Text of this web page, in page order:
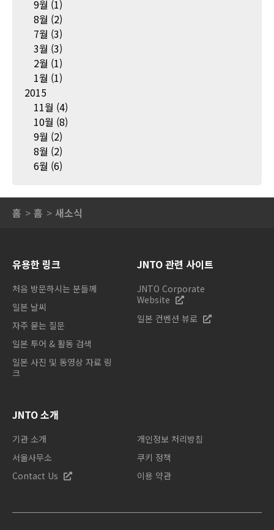
9월 (1)
8월 (2)
7월 (3)
3월 (3)
2월 (1)
1월 (1)
2015
11월 (4)
10월 (8)
9월 (2)
8월 (2)
6월 (6)
홈 홈 새소식
유용한 링크
처음 방문하시는 분들께
일본 날씨
자주 묻는 질문
일본 투어 & 활동 검색
일본 사진 및 동영상 자료 링
크
JNTO 관련 사이트
JNTO Corporate
Website
일본 컨벤션 뷰로
JNTO 소개
기관 소개
서울사무소
Contact Us
개인정보 처리방침
쿠키 정책
이용 약관